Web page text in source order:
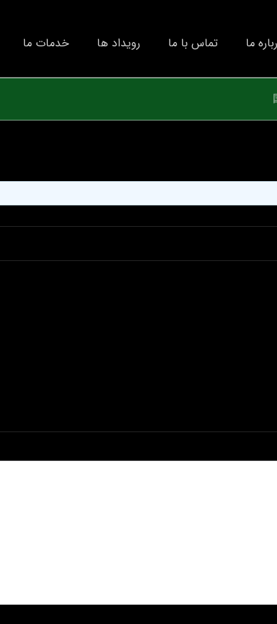
ما تماس با ما رویداد ها خدمات ما